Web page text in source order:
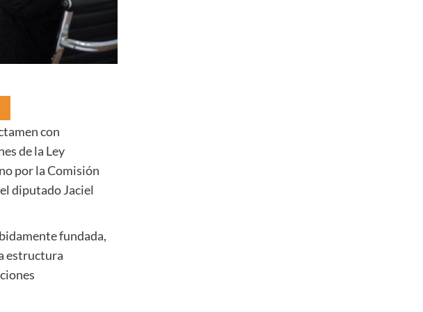
con
de la Ley
por la Comisión
diputado Jaciel
fundada,
estructura